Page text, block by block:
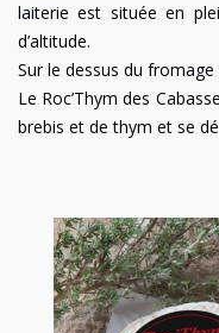
laiterie est située en
d’altitude.
Sur le dessus du
Le Roc’Thym des
brebis et de thym et se